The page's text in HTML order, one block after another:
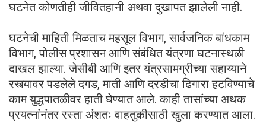
घटनेत कोणतीही जीवितहानी अथवा दुखापत झालेली नाही.
घटनेची माहिती मिळताच महसूल विभाग, सार्वजनिक बांधकाम
विभाग, पोलीस प्रशासन आणि संबंधित यंत्रणा घटनास्थळी
दाखल झाल्या. जेसीबी आणि इतर यंत्रसामग्रीच्या सहाय्याने
रस्त्यावर पडलेले दगड, माती आणि दरडीचा ढिगारा हटविण्याचे
काम युद्धपातळीवर हाती घेण्यात आले. काही तासांच्या अथक
प्रयत्नांनंतर रस्ता अंशतः वाहतुकीसाठी खुला करण्यात आला.